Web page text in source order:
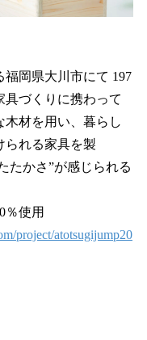
岡県大川市にて 197
具づくりに携わって
木材を用い、暮らし
られる家具を製
たかさ”が感じられる
％使用
project/atotsugijump20